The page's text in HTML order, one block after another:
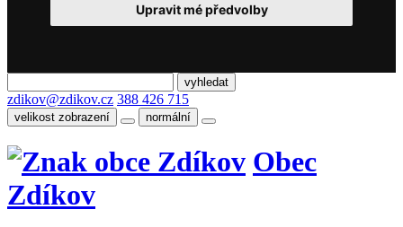
Upravit mé předvolby
zdikov@zdikov.cz 388 426 715
velikost zobrazení normální
Obec
Zdíkov